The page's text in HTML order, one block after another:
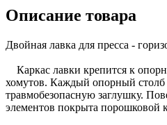
Описание товара
Двойная лавка для пресса -
Каркас лавки крепится к
хомутов. Каждый опорный столб
травмобезопасную заглушку.
элементов покрыта порошковой